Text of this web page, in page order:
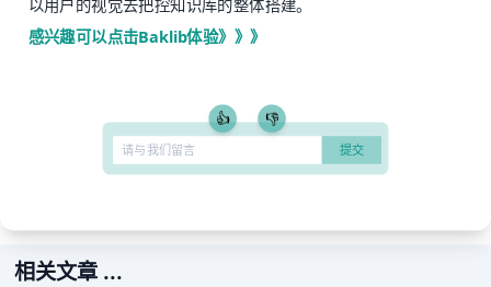
以用户的视觉去把控知识库的整体搭建。
感兴趣可以点击Baklib体验》》》
👍 👎
相关文章 ...